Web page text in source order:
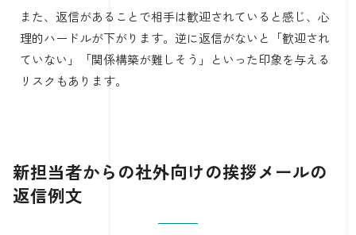
また、返信があることで相手は歓迎されていると感じ、心
理的ハードルが下がります。逆に返信がないと「歓迎され
ていない」「関係構築が難しそう」といった印象を与える
リスクもあります。
新担当者からの社外向けの挨拶メールの
返信例文